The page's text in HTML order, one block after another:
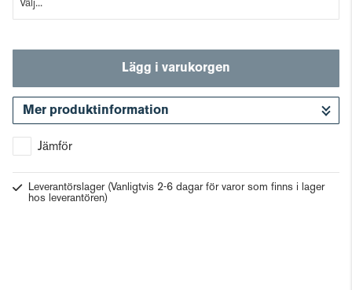
Lägg i varukorgen
Mer produktinformation
Jämför
Leverantörslager (Vanligtvis 2-6 dagar för varor som finns i lager
hos leverantören)